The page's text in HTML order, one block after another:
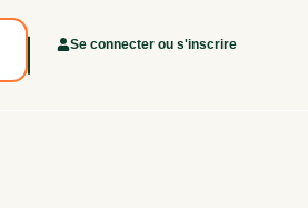
Se connecter ou s'inscrire